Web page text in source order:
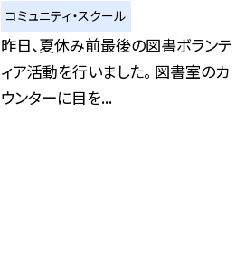
コミュニティ・スクール
昨日、夏休み前最後の図書ボランテ
ィア活動を行いました。 図書室のカ
ウンターに目を...